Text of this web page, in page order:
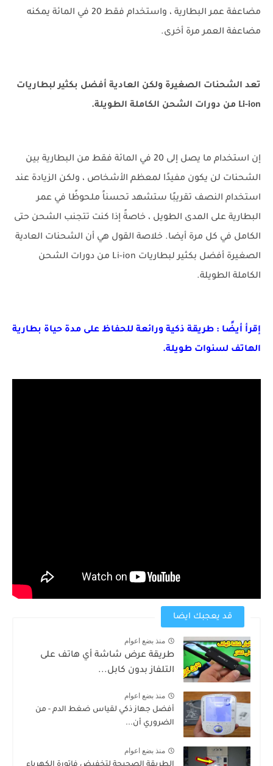
مضاعفة عمر البطارية ، واستخدام فقط 20 في المائة يمكنه
مضاعفة العمر مرة أخرى.
تعد الشحنات الصغيرة ولكن العادية أفضل بكثير لبطاريات
Li-ion من دورات الشحن الكاملة الطويلة.
إن استخدام ما يصل إلى 20 في المائة فقط من البطارية بين
الشحنات لن يكون مفيدًا لمعظم الأشخاص ، ولكن الزيادة عند
استخدام النصف تقريبًا ستشهد تحسناً ملحوظًا في عمر
البطارية على المدى الطويل ، خاصةً إذا كنت تتجنب الشحن حتى
الكامل في كل مرة أيضا. خلاصة القول هي أن الشحنات العادية
الصغيرة أفضل بكثير لبطاريات Li-ion من دورات الشحن
الكاملة الطويلة.
إقرأ أيضًا : طريقة ذكية ورائعة للحفاظ على مدة حياة بطارية
الهاتف لسنوات طويلة.
قد يعجبك ايضا
منذ بضع اعوام
طريقة عرض شاشة أي هاتف على
التلفاز بدون كابل...
منذ بضع اعوام
أفضل جهاز ذكي لقياس ضغط الدم - من
الضروري أن...
منذ بضع اعوام